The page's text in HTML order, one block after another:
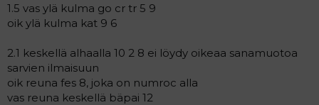
1.5 vas ylä kulma go cr tr 5 9
oik ylä kulma kat 9 6
2.1 keskellä alhaalla 10 2 8 ei löydy oikeaa sanamuotoa
sarvien ilmaisuun
oik reuna fes 8, joka on numroc alla
vas reuna keskellä bäpai 12